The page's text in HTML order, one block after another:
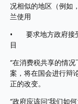
况相似的地区（例如
兰使用
•	要求地方政府接受任何由 MBIE 认证的“同等材料”用于建筑项
目
“在消费税共享的情
案，将在国会进行辩
正的改变。
“政府应该问‘我们如